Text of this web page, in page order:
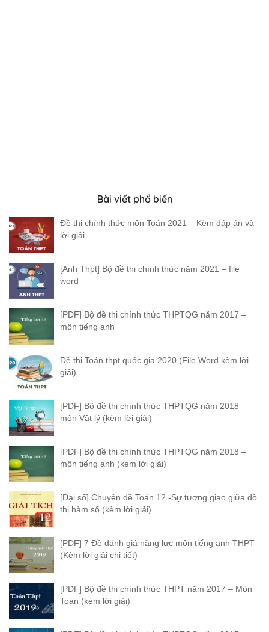
Bài viết phổ biến
Đề thi chính thức môn Toán 2021 – Kèm đáp án và
lời giải
[Anh Thpt] Bộ đề thi chính thức năm 2021 – file
word
[PDF] Bộ đề thi chính thức THPTQG năm 2017 –
môn tiếng anh
Đề thi Toán thpt quốc gia 2020 (File Word kèm lời
giải)
[PDF] Bộ đề thi chính thức THPTQG năm 2018 –
môn Vật lý (kèm lời giải)
[PDF] Bộ đề thi chính thức THPTQG năm 2018 –
môn tiếng anh (kèm lời giải)
[Đại số] Chuyên đề Toán 12 -Sự tương giao giữa đồ
thị hàm số (kèm lời giải)
[PDF] 7 Đề đánh giá năng lực môn tiếng anh THPT
(Kèm lời giải chi tiết)
[PDF] Bộ đề thi chính thức THPT năm 2017 – Môn
Toán (kèm lời giải)